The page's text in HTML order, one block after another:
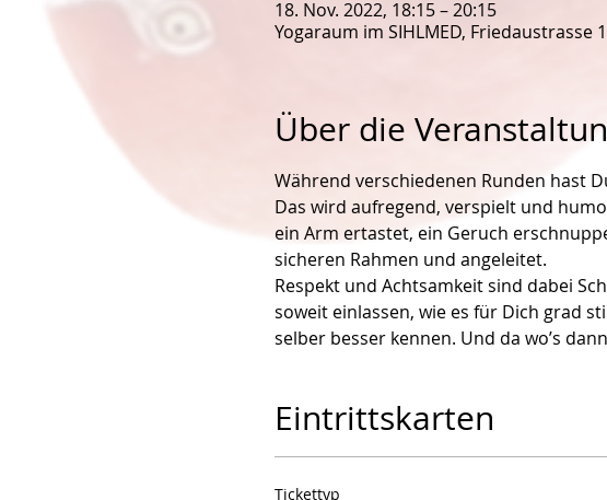
18. Nov. 2022, 18:15 – 20:15
Yogaraum im SIHLMED, Friedaustrasse
Über die
Während verschiedenen Runden hast
Das wird aufregend, verspielt und
ein Arm ertastet, ein Geruch
sicheren Rahmen und angeleitet.
Respekt und Achtsamkeit sind dabei
soweit einlassen, wie es für Dich grad
selber besser kennen. Und da wo’s
Eintrittskarten
Tickettyp